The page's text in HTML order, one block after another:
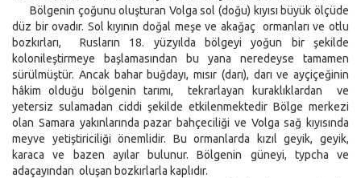
Bölgenin çoğunu oluşturan Volga sol (doğu) kıyısı büyük ölçüde
düz bir ovadır. Sol kıyının doğal meşe ve akağaç ormanları ve otlu
bozkırları, Rusların 18. yüzyılda bölgeyi yoğun bir şekilde
kolonileştirmeye başlamasından bu yana neredeyse tamamen
sürülmüştür. Ancak bahar buğdayı, mısır (darı), darı ve ayçiçeğinin
hâkim olduğu bölgenin tarımı, tekrarlayan kuraklıklardan ve
yetersiz sulamadan ciddi şekilde etkilenmektedir Bölge merkezi
olan Samara yakınlarında pazar bahçeciliği ve Volga sağ kıyısında
meyve yetiştiriciliği önemlidir. Bu ormanlarda kızıl geyik, geyik,
karaca ve bazen ayılar bulunur. Bölgenin güneyi, typcha ve
adaçayından oluşan bozkırlarla kaplıdır.